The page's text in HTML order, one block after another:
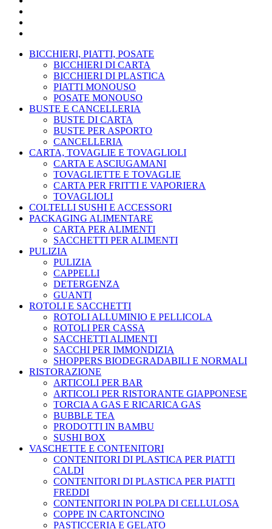
BICCHIERI, PIATTI, POSATE
BICCHIERI DI CARTA
BICCHIERI DI PLASTICA
PIATTI MONOUSO
POSATE MONOUSO
BUSTE E CANCELLERIA
BUSTE DI CARTA
BUSTE PER ASPORTO
CANCELLERIA
CARTA, TOVAGLIE E TOVAGLIOLI
CARTA E ASCIUGAMANI
TOVAGLIETTE E TOVAGLIE
CARTA PER FRITTI E VAPORIERA
TOVAGLIOLI
COLTELLI SUSHI E ACCESSORI
PACKAGING ALIMENTARE
CARTA PER ALIMENTI
SACCHETTI PER ALIMENTI
PULIZIA
PULIZIA
CAPPELLI
DETERGENZA
GUANTI
ROTOLI E SACCHETTI
ROTOLI ALLUMINIO E PELLICOLA
ROTOLI PER CASSA
SACCHETTI ALIMENTI
SACCHI PER IMMONDIZIA
SHOPPERS BIODEGRADABILI E NORMALI
RISTORAZIONE
ARTICOLI PER BAR
ARTICOLI PER RISTORANTE GIAPPONESE
TORCIA A GAS E RICARICA GAS
BUBBLE TEA
PRODOTTI IN BAMBU
SUSHI BOX
VASCHETTE E CONTENITORI
CONTENITORI DI PLASTICA PER PIATTI
CALDI
CONTENITORI DI PLASTICA PER PIATTI
FREDDI
CONTENITORI IN POLPA DI CELLULOSA
COPPE IN CARTONCINO
PASTICCERIA E GELATO